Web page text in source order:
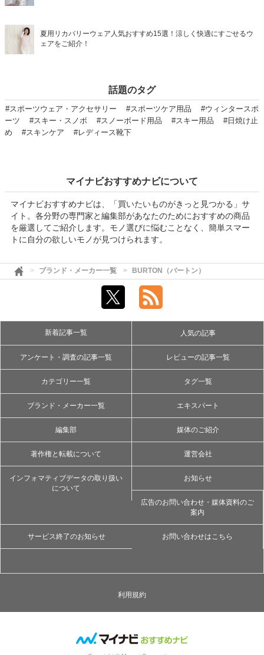
夏用リカバリーウェア人気おすすめ15選！涼しく快適にすごせるウ
ェアをご紹介！
話題のタグ
#スポーツウェア・アクセサリー #スポーツケア用品
#ウィンタースポ
ーツ
#スキー・スノボ #スノーボード用品 #スキー用品
#日焼け止
め
#スキンケア #レディース靴下
マイナビおすすめナビについて
マイナビおすすめナビは、「買いたいものがきっと見つかる」サ
イト。各分野の専門家と編集部があなたのためにおすすめの商品
を厳選してご紹介します。モノ選びに悩むことなく、簡単スマー
トに自分の欲しいモノが見つけられます。
ブランド・メーカー一覧 BURTON（バートン）
新着記事一覧 人気の記事
アンケート・調査の記事一覧 レビューの記事一覧
カテゴリー一覧 タグ一覧
ブランド・メーカー一覧 エキスパート
編集部 媒体のご紹介
著作権と転載について 運営会社
インフォマティブデータの取り扱い
について
お知らせ
広告のお問い合わせ・媒体資料のご
案内
サービス終了のお知らせ お問い合わせはこちら
利用規約